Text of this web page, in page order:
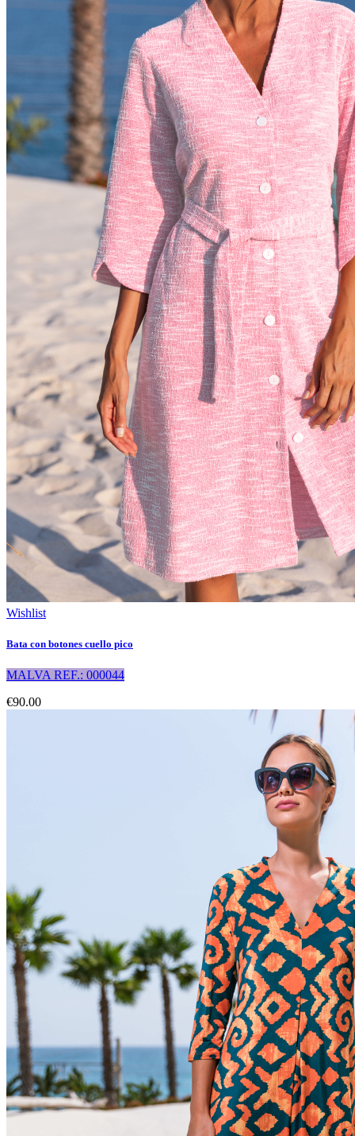
Wishlist
Bata con botones cuello pico
MALVA REF.: 000044
€90.00